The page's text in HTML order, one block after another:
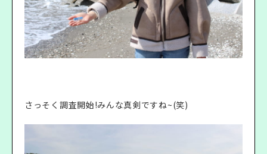
さっそく調査開始!みんな真剣ですね~(笑)